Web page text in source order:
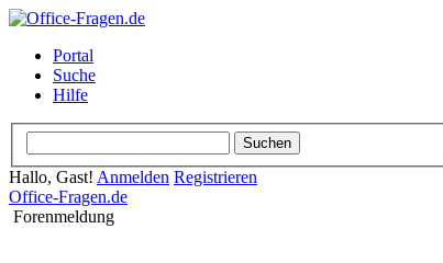
Portal
Suche
Hilfe
Hallo, Gast! Anmelden Registrieren
Office-Fragen.de
Forenmeldung